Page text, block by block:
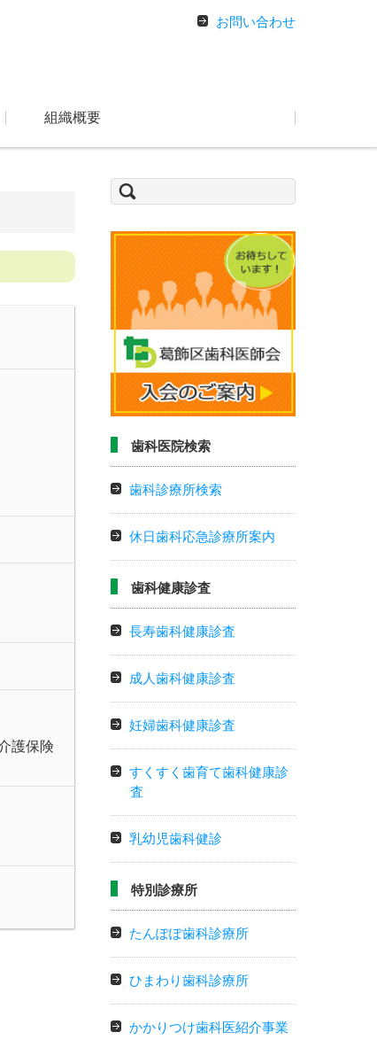
お問い合わせ
組織概要
護保険
索:
歯科医院検索
歯科診療所検索
休日歯科応急診療所案内
歯科健康診査
長寿歯科健康診査
成人歯科健康診査
妊婦歯科健康診査
すくすく歯育て歯科健康診
査
乳幼児歯科健診
特別診療所
たんぽぽ歯科診療所
ひまわり歯科診療所
かかりつけ歯科医紹介事業